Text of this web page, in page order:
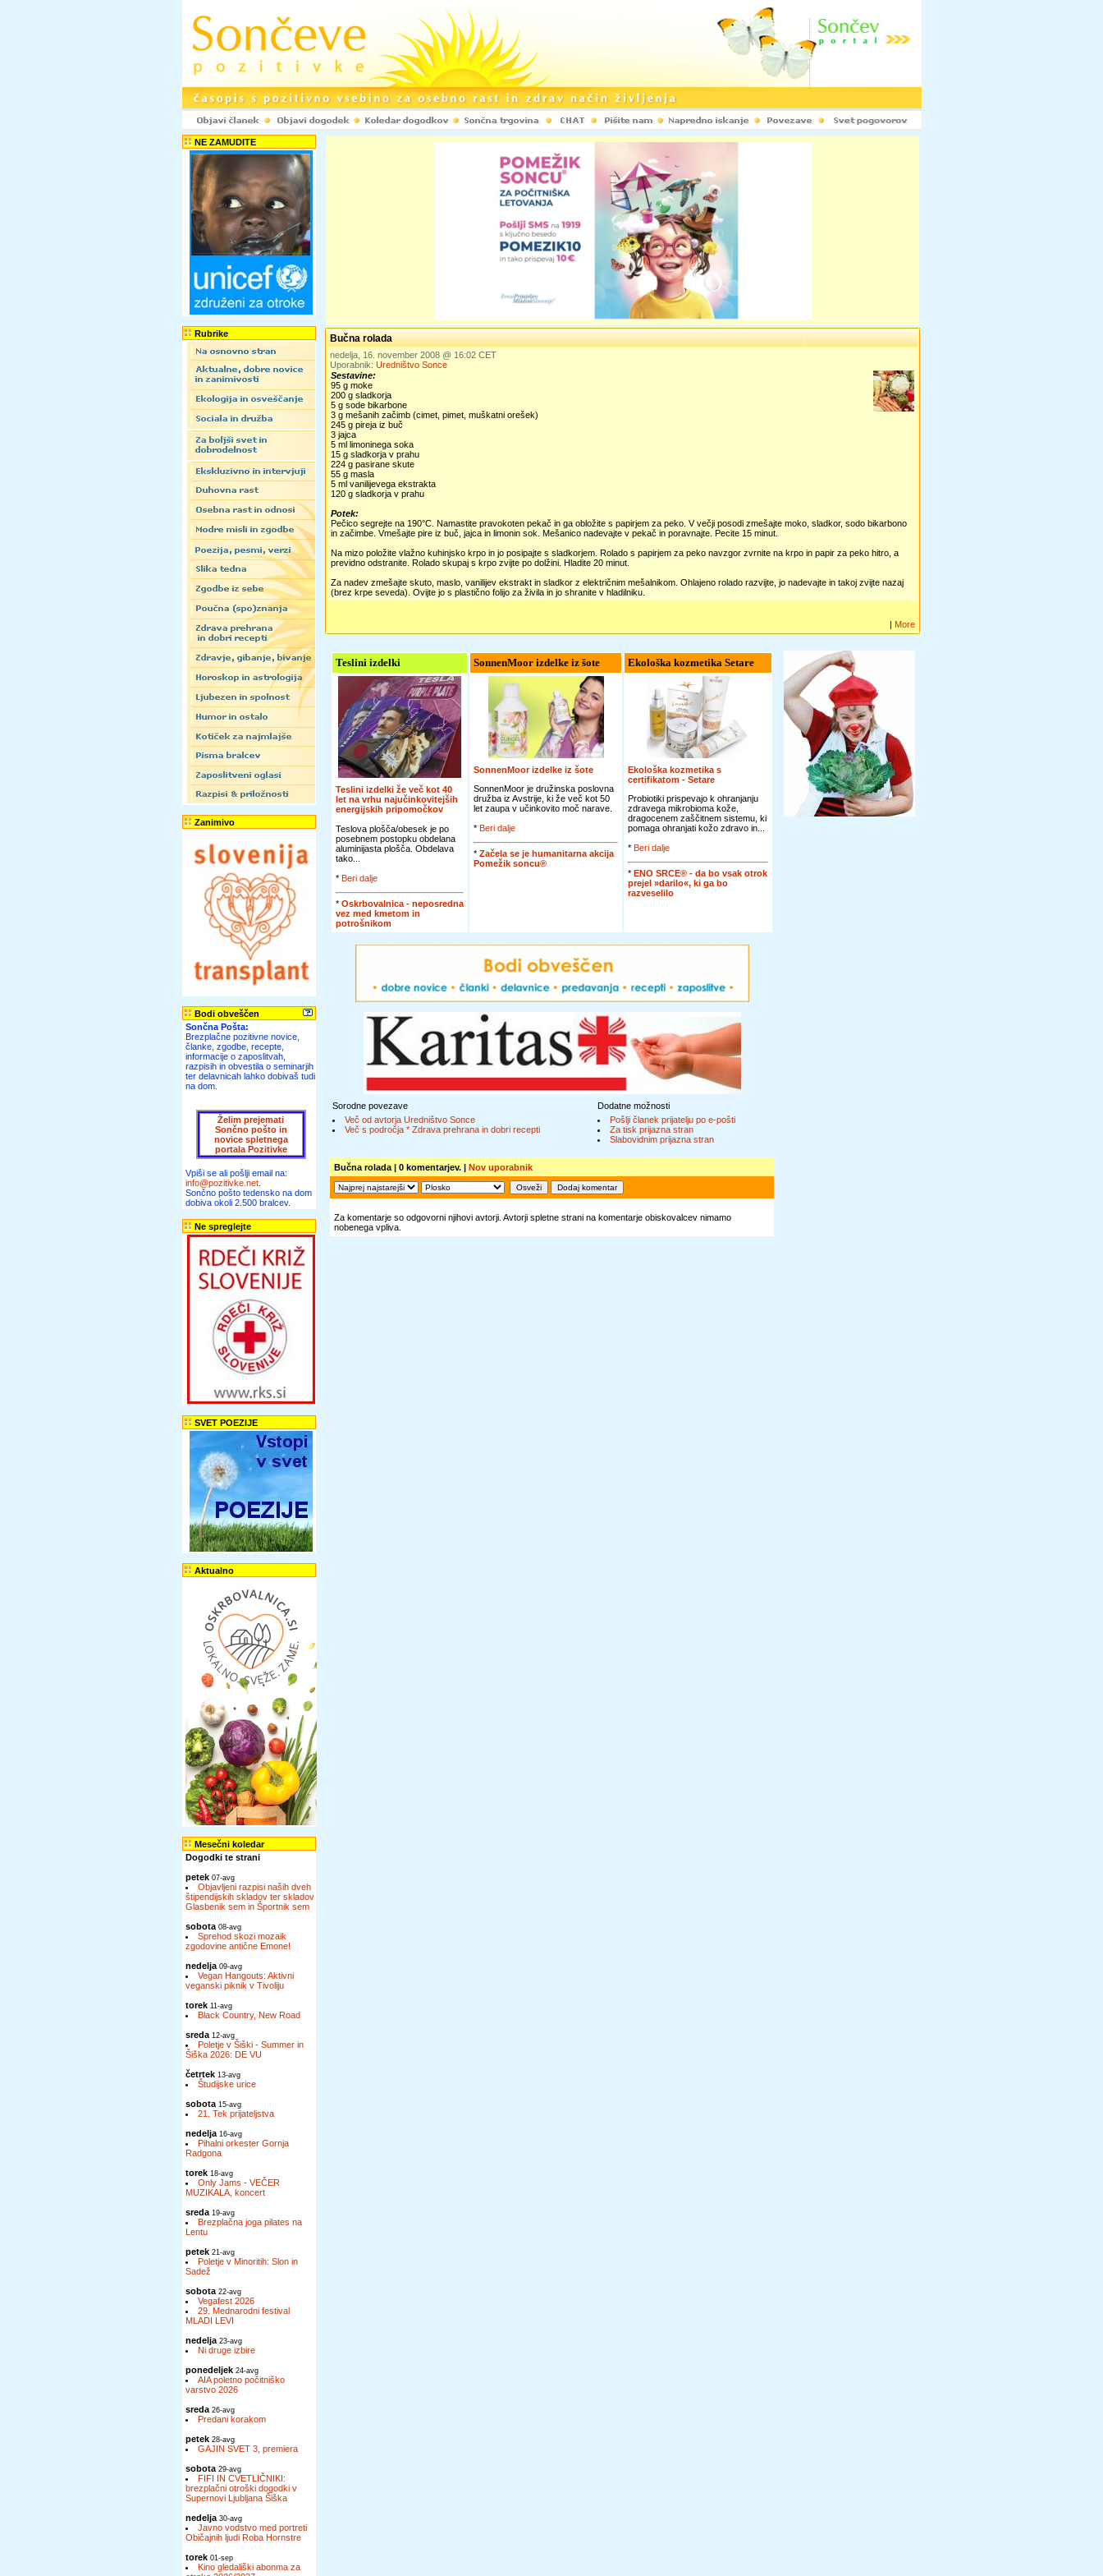
NE ZAMUDITE
Rubrike
Zanimivo
Bodi obveščen
Sončna Pošta:
Brezplačne pozitivne novice,
članke, zgodbe, recepte,
informacije o zaposlitvah,
razpisih in obvestila o seminarjih
ter delavnicah lahko dobivaš tudi
na dom.
Želim prejemati
Sončno pošto in
novice spletnega
portala Pozitivke
Vpiši se ali pošlji email na:
info@pozitivke.net
Sončno pošto tedensko na dom
dobiva okoli 2.500 bralcev.
Ne spreglejte
SVET POEZIJE
Aktualno
Mesečni koledar
Dogodki te strani
petek 07-avg
Objavljeni razpisi naših dveh
štipendijskih skladov ter skladov
Glasbenik sem in Športnik sem
sobota 08-avg
Sprehod skozi mozaik
zgodovine antične Emone!
nedelja 09-avg
Vegan Hangouts: Aktivni
veganski piknik v Tivoliju
torek 11-avg
Black Country, New Road
sreda 12-avg
Poletje v Šiški - Summer in
Šiška 2026: DE VU
četrtek 13-avg
Študijske urice
sobota 15-avg
21. Tek prijateljstva
nedelja 16-avg
Pihalni orkester Gornja
Radgona
torek 18-avg
Only Jams - VEČER
MUZIKALA, koncert
sreda 19-avg
Brezplačna joga pilates na
Lentu
petek 21-avg
Poletje v Minoritih: Slon in
Sadež
sobota 22-avg
Vegafest 2026
29. Mednarodni festival
MLADI LEVI
nedelja 23-avg
Ni druge izbire
ponedeljek 24-avg
AIA poletno počitniško
varstvo 2026
sreda 26-avg
Predani korakom
petek 28-avg
GAJIN SVET 3, premiera
sobota 29-avg
FIFI IN CVETLIČNIKI:
brezplačni otroški dogodki v
Supernovi Ljubljana Šiška
nedelja 30-avg
Javno vodstvo med portreti
Običajnih ljudi Roba Hornstre
torek 01-sep
Kino gledališki abonma za
Bučna rolada
nedelja, 16. november 2008 @ 16:02 CET
Uporabnik: Uredništvo Sonce
Sestavine:
95 g moke
200 g sladkorja
5 g sode bikarbone
3 g mešanih začimb (cimet, pimet, muškatni orešek)
245 g pireja iz buč
3 jajca
5 ml limoninega soka
15 g sladkorja v prahu
224 g pasirane skute
55 g masla
5 ml vanilijevega ekstrakta
120 g sladkorja v prahu
Potek:
Pečico segrejte na 190°C. Namastite pravokoten pekač in ga obložite s papirjem za peko. V večji posodi zmešajte moko, sladkor, sodo bikarbono
in začimbe. Vmešajte pire iz buč, jajca in limonin sok. Mešanico nadevajte v pekač in poravnajte. Pecite 15 minut.
Na mizo položite vlažno kuhinjsko krpo in jo posipajte s sladkorjem. Rolado s papirjem za peko navzgor zvrnite na krpo in papir za peko hitro, a
previdno odstranite. Rolado skupaj s krpo zvijte po dolžini. Hladite 20 minut.
Za nadev zmešajte skuto, maslo, vanilijev ekstrakt in sladkor z električnim mešalnikom. Ohlajeno rolado razvijte, jo nadevajte in takoj zvijte nazaj
(brez krpe seveda). Ovijte jo s plastično folijo za živila in jo shranite v hladilniku.
| More
Teslini izdelki
Teslini izdelki že več kot 40
let na vrhu najučinkovitejših
energijskih pripomočkov
Teslova plošča/obesek je po
posebnem postopku obdelana
aluminijasta plošča. Obdelava
tako...
* Beri dalje
* Oskrbovalnica - neposredna
vez med kmetom in
potrošnikom
SonnenMoor izdelke iz šote
SonnenMoor izdelke iz šote
SonnenMoor je družinska poslovna
družba iz Avstrije, ki že več kot 50
let zaupa v učinkovito moč narave.
* Beri dalje
* Začela se je humanitarna akcija
Pomežik soncu®
Ekološka kozmetika Setare
Ekološka kozmetika s
certifikatom - Setare
Probiotiki prispevajo k ohranjanju
zdravega mikrobioma kože,
dragocenem zaščitnem sistemu, ki
pomaga ohranjati kožo zdravo in...
* Beri dalje
* ENO SRCE® - da bo vsak otrok
prejel »darilo«, ki ga bo
razveselilo
Sorodne povezave
Več od avtorja Uredništvo Sonce
Več s področja * Zdrava prehrana in dobri recepti
Dodatne možnosti
Pošlji članek prijatelju po e-pošti
Za tisk prijazna stran
Slabovidnim prijazna stran
Bučna rolada | 0 komentarjev. | Nov uporabnik
Za komentarje so odgovorni njihovi avtorji. Avtorji spletne strani na komentarje obiskovalcev nimamo
nobenega vpliva.